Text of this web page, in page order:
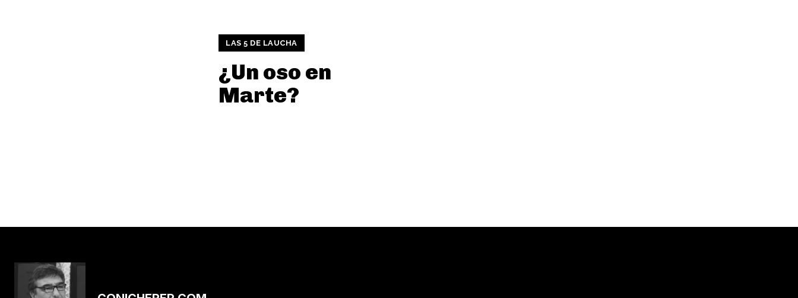
LAS 5 DE LAUCHA
¿Un oso en
Marte?